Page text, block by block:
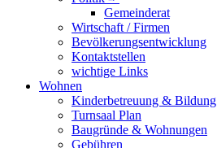
Gemeinderat
Wirtschaft / Firmen
Bevölkerungsentwicklung
Kontaktstellen
wichtige Links
Wohnen
Kinderbetreuung & Bildung
Turnsaal Plan
Baugründe & Wohnungen
Gebühren